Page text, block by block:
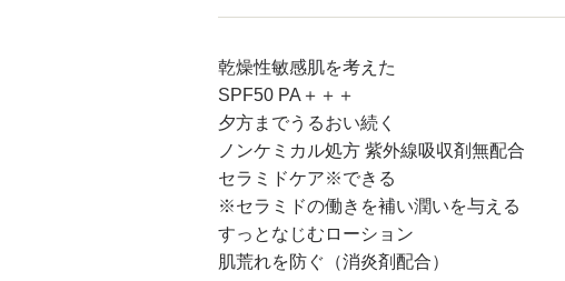
乾燥性敏感肌を考えた
SPF50 PA＋＋＋
夕方までうるおい続く
ノンケミカル処方 紫外線吸収剤無配合
セラミドケア※できる
※セラミドの働きを補い潤いを与える
すっとなじむローション
肌荒れを防ぐ（消炎剤配合）